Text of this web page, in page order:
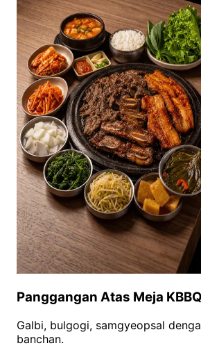
Panggangan Atas Meja KBBQ
Galbi, bulgogi, samgyeopsal
banchan.